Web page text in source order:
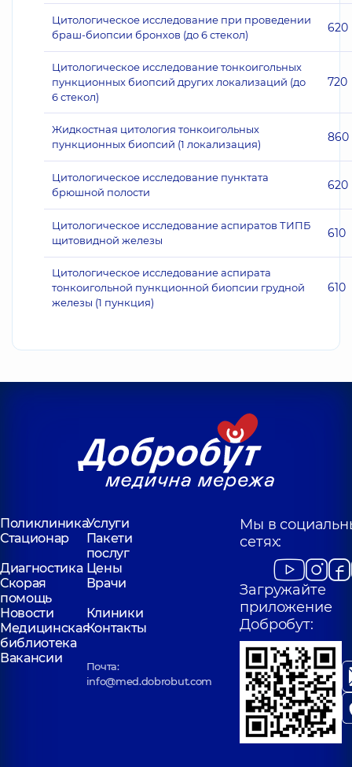
Цитологическое исследование при проведении
браш-биопсии бронхов (до 6 стекол)
620
Цитологическое исследование тонкоигольных
пункционных биопсий других локализаций (до
6 стекол)
720
Жидкостная цитология тонкоигольных
пункционных биопсий (1 локализация)
860
Цитологическое исследование пунктата
брюшной полости
620
Цитологическое исследование аспиратов ТИПБ
щитовидной железы
610
Цитологическое исследование аспирата
тонкоигольной пункционной биопсии грудной
железы (1 пункция)
610
ПоликлиникаУслуги
Стационар
Пакети
послуг
Диагностика Цены
Скорая
помощь
Врачи
Новости
Клиники
Медицинская
библиотека
Контакты
Вакансии
Почта:
info@med.dobrobut.com
Мы в
сетях:
Загружайте
приложение
Добробут: